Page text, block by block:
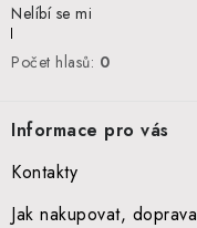
Nelíbí se mi
Počet hlasů: 0
Informace pro vás
Kontakty
Jak nakupovat, doprava